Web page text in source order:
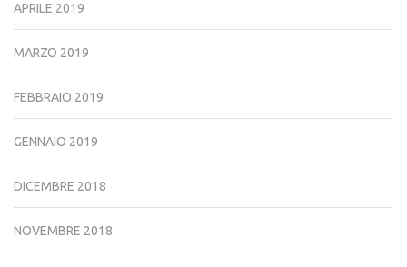
APRILE 2019
MARZO 2019
FEBBRAIO 2019
GENNAIO 2019
DICEMBRE 2018
NOVEMBRE 2018